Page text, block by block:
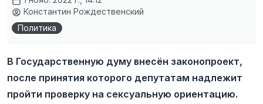
Константин Рождественский
Политика
В Государственную думу внесён законопроект,
после принятия которого депутатам надлежит
пройти проверку на сексуальную ориентацию.